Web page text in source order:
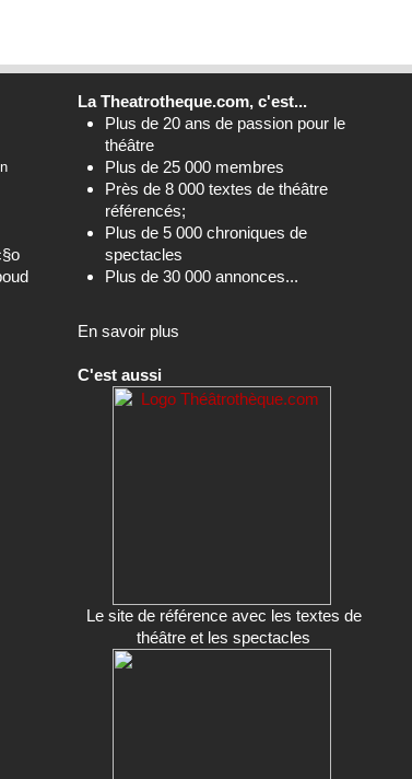
La Theatrotheque.com, c'est...
Plus de 20 ans de passion pour le
théâtre
Plus de 25 000 membres
Près de 8 000 textes de théâtre
référencés;
Plus de 5 000 chroniques de
spectacles
Plus de 30 000 annonces...
En savoir plus
C'est aussi
Le site de référence avec les textes de
théâtre et les spectacles